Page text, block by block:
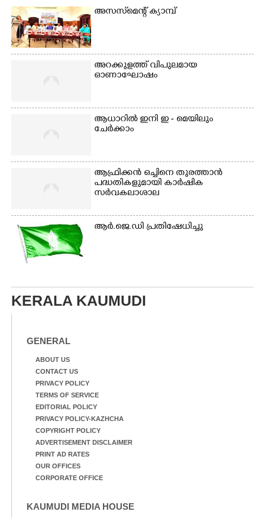
അസസ്‌മെന്റ് ക്യാമ്പ്
അറക്കുളത്ത് വിപുലമായ
ഓണാഘോഷം
ആധാറിൽ ഇനി ഇ - മെയിലും
ചേർക്കാം
ആഫ്രിക്കൻ ഒച്ചിനെ തുരത്താൻ
പദ്ധതികളുമായി കാർഷിക
സർവകലാശാല
ആർ.ജെ.ഡി പ്രതിഷേധിച്ചു
KERALA KAUMUDI
GENERAL
ABOUT US
CONTACT US
PRIVACY POLICY
TERMS OF SERVICE
EDITORIAL POLICY
PRIVACY POLICY-KAZHCHA
COPYRIGHT POLICY
ADVERTISEMENT DISCLAIMER
PRINT AD RATES
OUR OFFICES
CORPORATE OFFICE
KAUMUDI MEDIA HOUSE